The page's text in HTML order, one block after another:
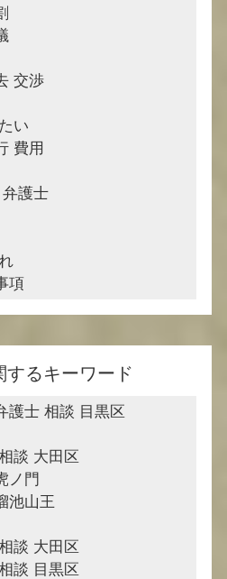
交渉
い
費用
護士
項
するキーワード
護士 相談 目黒区
談 大田区
ノ門
池山王
談 大田区
談 目黒区